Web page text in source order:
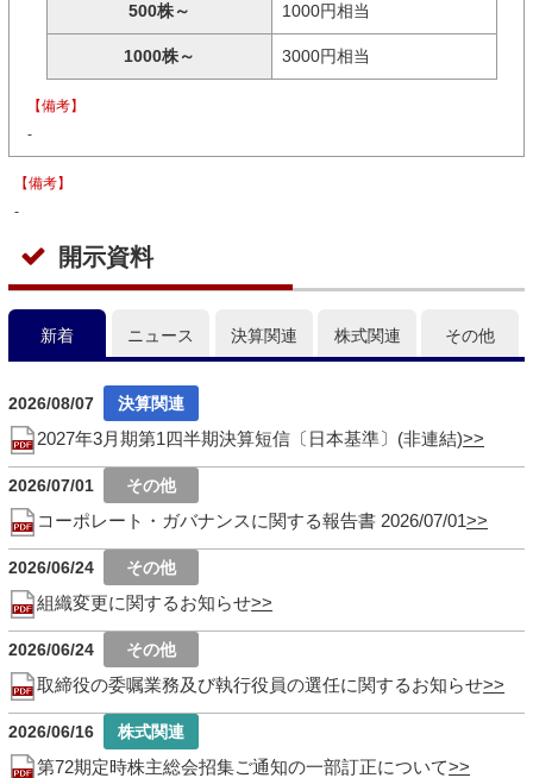
500株～ 1000円相当
1000株～ 3000円相当
【備考】
-
【備考】
-
開示資料
新着 ニュース 決算関連 株式関連 その他
2026/08/07
2027年3月期第1四半期決算短信〔日本基準〕(非連結)
2026/07/01
コーポレート・ガバナンスに関する報告書 2026/07/01
2026/06/24
組織変更に関するお知らせ
2026/06/24
取締役の委嘱業務及び執行役員の選任に関するお知らせ
2026/06/16
第72期定時株主総会招集ご通知の一部訂正について